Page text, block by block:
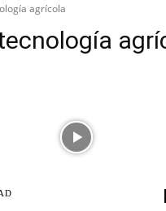
agrícola